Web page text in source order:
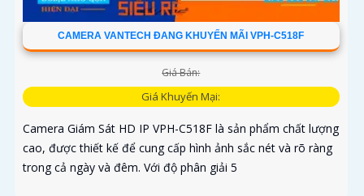
CAMERA VANTECH ĐANG KHUYẾN MÃI VPH-C518F
Giá Bán:
Giá Khuyến Mại:
Camera Giám Sát HD IP VPH-C518F là sản phẩm chất lượng
cao, được thiết kế để cung cấp hình ảnh sắc nét và rõ ràng
trong cả ngày và đêm. Với độ phân giải 5